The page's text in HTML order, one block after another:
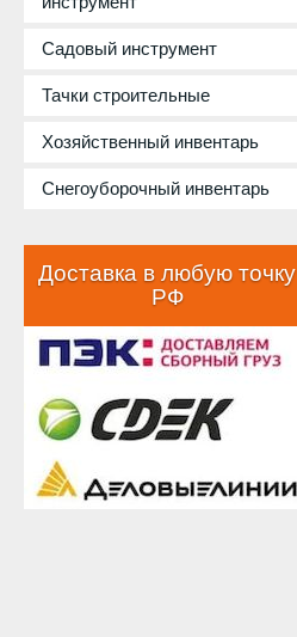
Садовый инструмент
Тачки строительные
Хозяйственный инвентарь
Снегоуборочный инвентарь
Доставка в любую точку
РФ